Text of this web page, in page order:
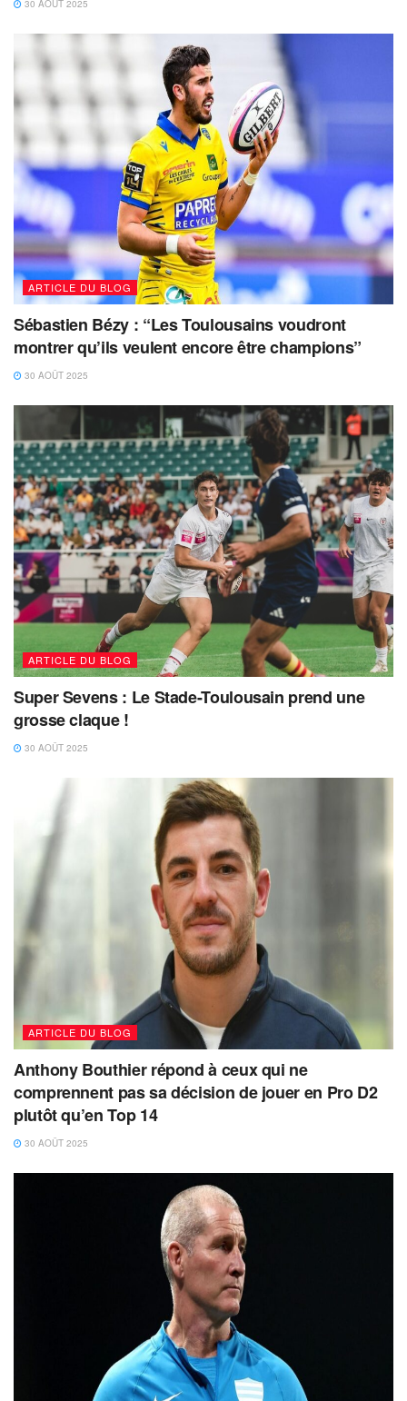
30 AOÛT 2025
ARTICLE DU BLOG
Sébastien Bézy : “Les Toulousains voudront
montrer qu’ils veulent encore être champions”
30 AOÛT 2025
ARTICLE DU BLOG
Super Sevens : Le Stade-Toulousain prend une
grosse claque !
30 AOÛT 2025
ARTICLE DU BLOG
Anthony Bouthier répond à ceux qui ne
comprennent pas sa décision de jouer en Pro D2
plutôt qu’en Top 14
30 AOÛT 2025